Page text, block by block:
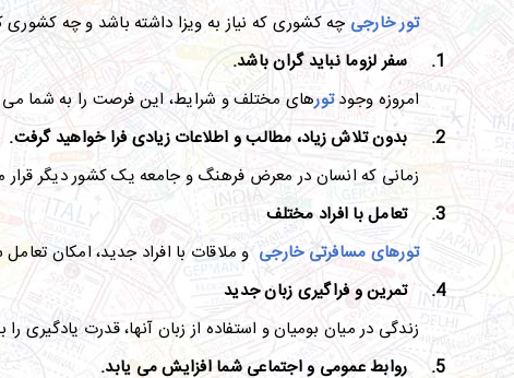
تور خارجیچه کشوری که نیاز به ویزا داشته باشد و چه کشوری
1.
سفر لزوما نباید گران باشد.
امروزه وجودتورهای مختلف و شرایط، این فرصت را به شما می
2.
بدون تلاش زیاد، مطالب و اطلاعات زیادی فرا خواهید گرفت.
زمانی که انسان در معرض فرهنگ و جامعه یک کشور دیگر قرار
3.
تعامل با افراد مختلف
تورهای مسافرتی خارجیو ملاقات با افراد جدید، امکان
4.
تمرین و فراگیری زبان جدید
زندگی در میان بومیان و استفاده از زبان آنها، قدرت یادگیری
5.
روابط عمومی و اجتماعی شما افزایش می یابد.